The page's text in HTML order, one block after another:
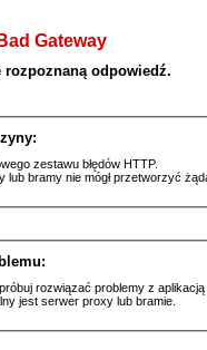
Gateway
rozpoznaną odpowiedź.
zestawu błędów HTTP.
lub bramy nie mógł przetworzyć
rozwiązać problemy z
jest serwer proxy lub bramie.